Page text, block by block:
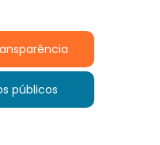
públicos